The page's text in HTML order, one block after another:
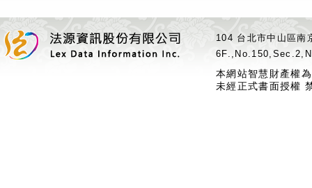
104 台北市中山區
本網站智慧財產權
未經正式書面授權